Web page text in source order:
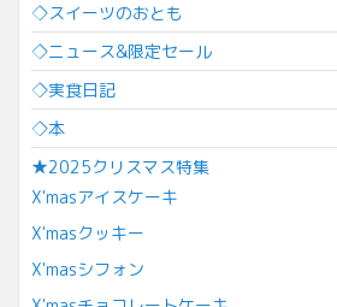
◇スイーツのおとも
◇ニュース&限定セール
◇実食日記
◇本
★2025クリスマス特集
X'masアイスケーキ
X'masクッキー
X'masシフォン